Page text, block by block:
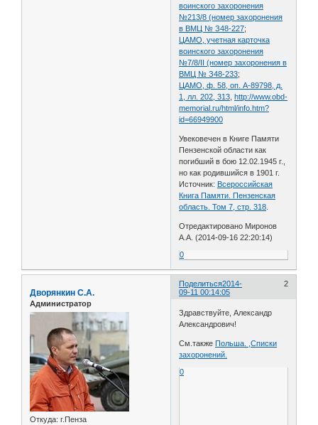
воинского захоронения
№213/8 (номер захоронения
в ВМЦ № З48-227;
ЦАМО, учетная карточка
воинского захоронения
№7/8/II (номер захоронения в
ВМЦ № З48-233;
ЦАМО, ф. 58, оп. A-89798, д.
1, лл. 202, 313 ,http://www.obd-
memorial.ru/html/info.htm?
id=66949900
Увековечен в Книге Памяти
Пензенской области как
погибший в бою 12.02.1945 г.,
но как родившийся в 1901 г.
Источник: Всероссийская
Книга Памяти. Пензенская
область. Том 7, стр. 318
Отредактировано Миронов
А.А. (2014-09-16 22:20:14)
0
Поделиться 2
2014-
09-11 00:14:05
Дворянкин С.А.
Администратор
Откуда: г.Пенза
Здравствуйте, Александр
Александрович!
См.также Польша. ,Списки
захоронений.
0